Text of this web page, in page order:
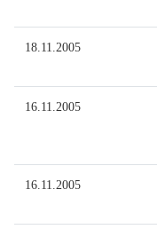
18.11.2005
16.11.2005
16.11.2005